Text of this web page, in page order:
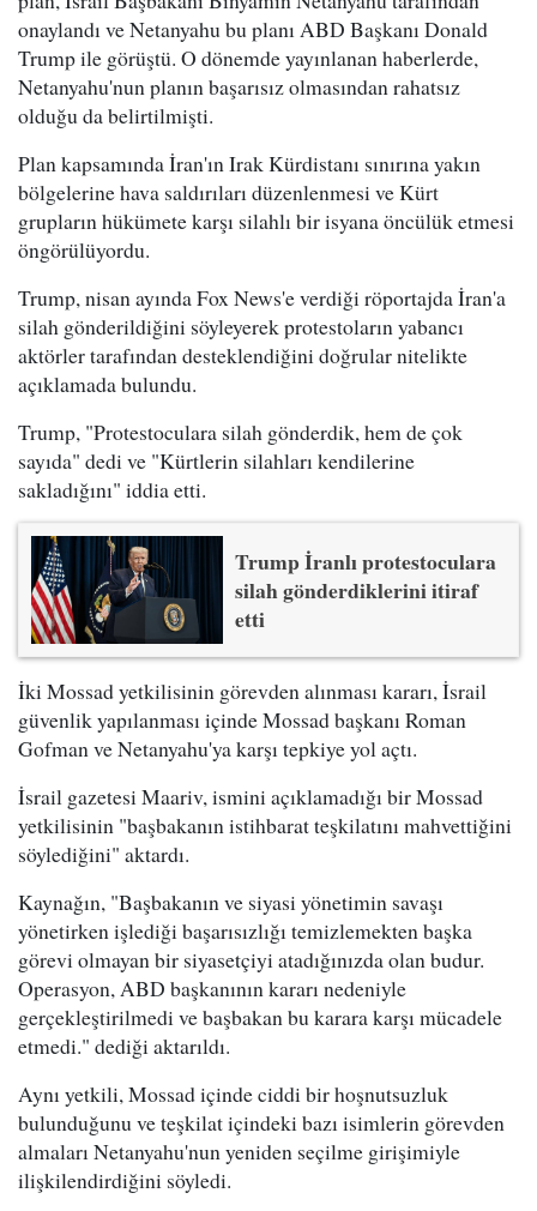
onaylandı ve Netanyahu bu planı ABD Başkanı Donald
Trump ile görüştü. O dönemde yayınlanan haberlerde,
Netanyahu'nun planın başarısız olmasından rahatsız
olduğu da belirtilmişti.
Plan kapsamında İran'ın Irak Kürdistanı sınırına yakın
bölgelerine hava saldırıları düzenlenmesi ve Kürt
grupların hükümete karşı silahlı bir isyana öncülük etmesi
öngörülüyordu.
Trump, nisan ayında Fox News'e verdiği röportajda İran'a
silah gönderildiğini söyleyerek protestoların yabancı
aktörler tarafından desteklendiğini doğrular nitelikte
açıklamada bulundu.
Trump, "Protestoculara silah gönderdik, hem de çok
sayıda" dedi ve "Kürtlerin silahları kendilerine
sakladığını" iddia etti.
Trump İranlı protestoculara
silah gönderdiklerini itiraf
etti
İki Mossad yetkilisinin görevden alınması kararı, İsrail
güvenlik yapılanması içinde Mossad başkanı Roman
Gofman ve Netanyahu'ya karşı tepkiye yol açtı.
İsrail gazetesi Maariv, ismini açıklamadığı bir Mossad
yetkilisinin "başbakanın istihbarat teşkilatını mahvettiğini
söylediğini" aktardı.
Kaynağın, "Başbakanın ve siyasi yönetimin savaşı
yönetirken işlediği başarısızlığı temizlemekten başka
görevi olmayan bir siyasetçiyi atadığınızda olan budur.
Operasyon, ABD başkanının kararı nedeniyle
gerçekleştirilmedi ve başbakan bu karara karşı mücadele
etmedi." dediği aktarıldı.
Aynı yetkili, Mossad içinde ciddi bir hoşnutsuzluk
bulunduğunu ve teşkilat içindeki bazı isimlerin görevden
almaları Netanyahu'nun yeniden seçilme girişimiyle
ilişkilendirdiğini söyledi.